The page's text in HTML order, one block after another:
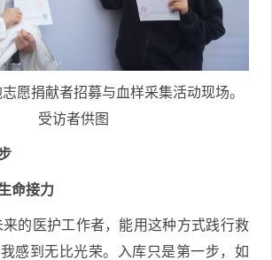
愿捐献者招募与血样采集活动现场。
受访者供图
命接力
来的医护工作者，能用这种方式践行救
感到无比光荣。入库只是第一步，如